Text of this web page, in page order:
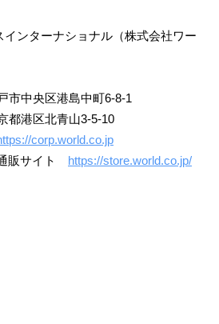
ンターナショナル（株式会社ワー
市中央区港島中町6-8-1
区北青山3-5-10
corp.world.co.jp
販サイト https://store.world.co.jp/